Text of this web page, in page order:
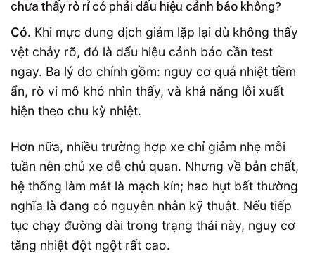
chưa thấy rò rỉ có phải dấu hiệu cảnh báo không?
Có. Khi mực dung dịch giảm lặp lại dù không thấy
vệt chảy rõ, đó là dấu hiệu cảnh báo cần test
ngay. Ba lý do chính gồm: nguy cơ quá nhiệt tiềm
ẩn, rò vi mô khó nhìn thấy, và khả năng lỗi xuất
hiện theo chu kỳ nhiệt.
Hơn nữa, nhiều trường hợp xe chỉ giảm nhẹ mỗi
tuần nên chủ xe dễ chủ quan. Nhưng về bản chất,
hệ thống làm mát là mạch kín; hao hụt bất thường
nghĩa là đang có nguyên nhân kỹ thuật. Nếu tiếp
tục chạy đường dài trong trạng thái này, nguy cơ
tăng nhiệt đột ngột rất cao.